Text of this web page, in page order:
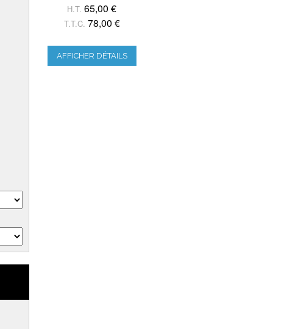
H.T. 65,00 €
T.T.C. 78,00 €
AFFICHER DÉTAILS